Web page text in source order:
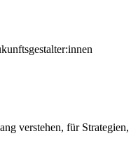
verstehen, für Strategien,